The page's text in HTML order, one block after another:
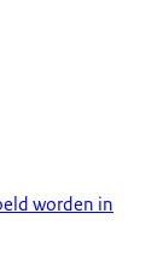
worden in